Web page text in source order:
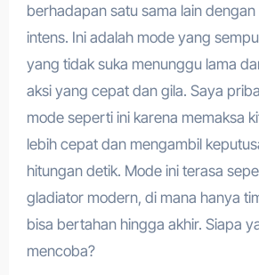
berhadapan satu sama lain
intens. Ini adalah mode yang
yang tidak suka menunggu lama
aksi yang cepat dan gila. Saya
mode seperti ini karena memaksa
lebih cepat dan mengambil
hitungan detik. Mode ini terasa
gladiator modern, di mana hanya
bisa bertahan hingga akhir. Siapa
mencoba?